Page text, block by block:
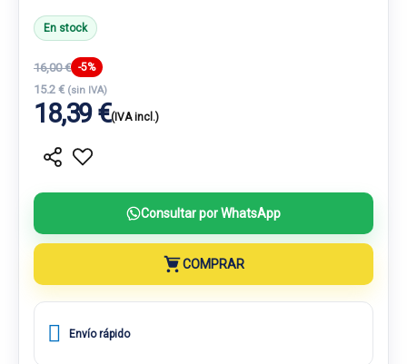
En stock
16,00 € -5%
15.2 € (sin IVA)
18,39 €(IVA incl.)
Consultar por WhatsApp
COMPRAR
Envío rápido